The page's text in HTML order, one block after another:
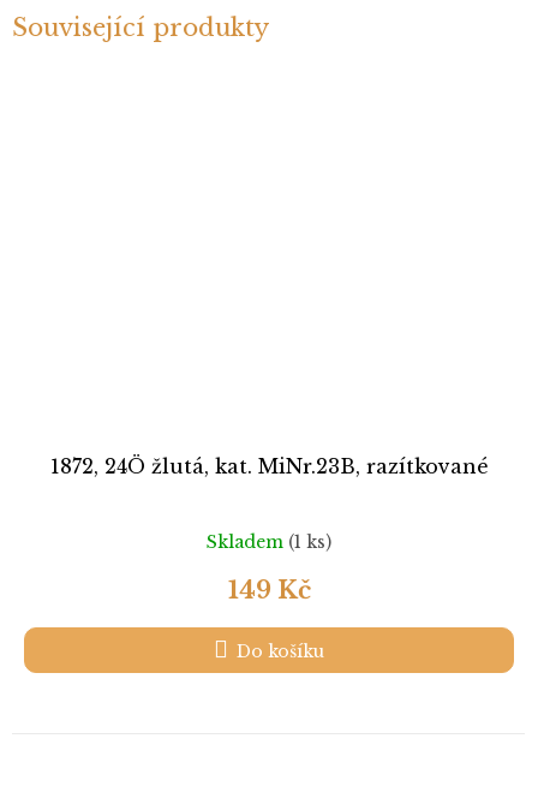
Související produkty
1872, 24Ö žlutá, kat. MiNr.23B, razítkované
Skladem (1 ks)
149 Kč
Do košíku